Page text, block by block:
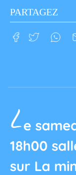
PARTAGEZ
Le
18h00
sur La